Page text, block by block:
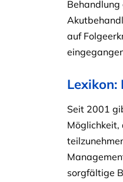
Behandlung
auf
Seit 2001
Möglichkeit,
sorgfältige